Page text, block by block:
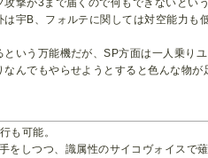
撃が3まで届くので何もできないとい
宇B、フォルテに関しては対空能力も
いう万能機だが、SP方面は一人乗り
んでもやらせようとすると色んな物が
も可能。
をしつつ、識属性のサイコヴォイスで